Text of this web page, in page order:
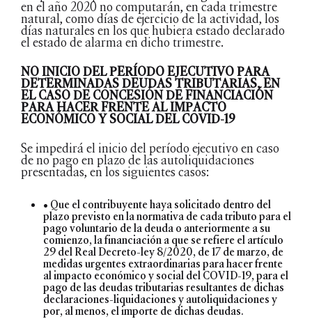
en el año 2020 no computarán, en cada trimestre
natural, como días de ejercicio de la actividad, los
días naturales en los que hubiera estado declarado
el estado de alarma en dicho trimestre.
NO INICIO DEL PERÍODO EJECUTIVO PARA
DETERMINADAS DEUDAS TRIBUTARIAS, EN
EL CASO DE CONCESIÓN DE FINANCIACIÓN
PARA HACER FRENTE AL IMPACTO
ECONÓMICO Y SOCIAL DEL COVID-19
Se impedirá el inicio del período ejecutivo en caso
de no pago en plazo de las autoliquidaciones
presentadas, en los siguientes casos:
• Que el contribuyente haya solicitado dentro del
plazo previsto en la normativa de cada tributo para el
pago voluntario de la deuda o anteriormente a su
comienzo, la financiación a que se refiere el artículo
29 del Real Decreto-ley 8/2020, de 17 de marzo, de
medidas urgentes extraordinarias para hacer frente
al impacto económico y social del COVID-19, para el
pago de las deudas tributarias resultantes de dichas
declaraciones-liquidaciones y autoliquidaciones y
por, al menos, el importe de dichas deudas.